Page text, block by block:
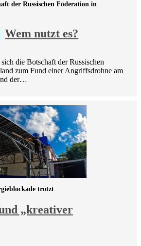
Wem nutzt es?
der Russischen Föderation in
die Botschaft der Russischen
zum Fund einer Angriffsdrohne am
der…
„kreativer
trotzt